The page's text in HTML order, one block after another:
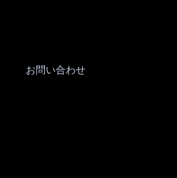
お問い合わせ